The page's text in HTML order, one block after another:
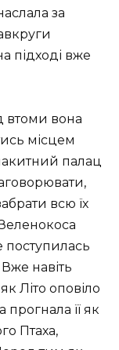
за
підході вже
втоми вона
місцем
палац
всю їх
поступилась
навіть
Літо оповіло
її як
Птаха,